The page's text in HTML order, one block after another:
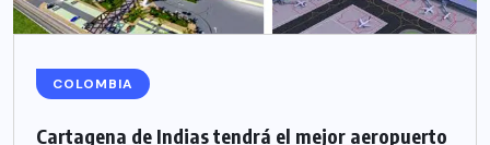
COLOMBIA
Cartagena de Indias tendrá el mejor aeropuerto